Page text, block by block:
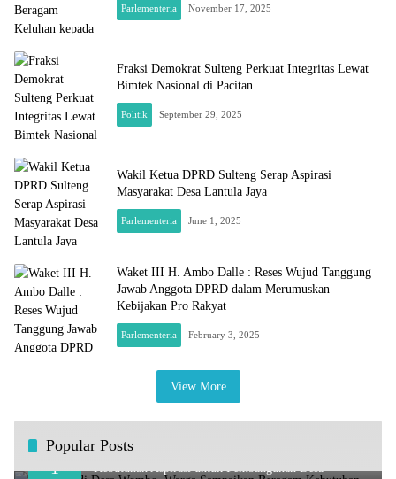
Parlementeria November 17, 2025
Fraksi Demokrat Sulteng Perkuat Integritas Lewat
Bimtek Nasional di Pacitan
Politik September 29, 2025
Wakil Ketua DPRD Sulteng Serap Aspirasi
Masyarakat Desa Lantula Jaya
Parlementeria June 1, 2025
Waket III H. Ambo Dalle : Reses Wujud Tanggung
Jawab Anggota DPRD dalam Merumuskan
Kebijakan Pro Rakyat
Parlementeria February 3, 2025
View More
Popular Posts
1
Kundapil di Desa Wombo, Warga Sampaikan Beragam